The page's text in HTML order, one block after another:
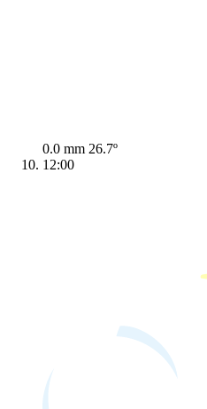
0.0 mm 26.7º
12:00